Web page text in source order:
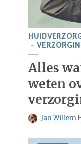
Alles
weten
Jan Willem